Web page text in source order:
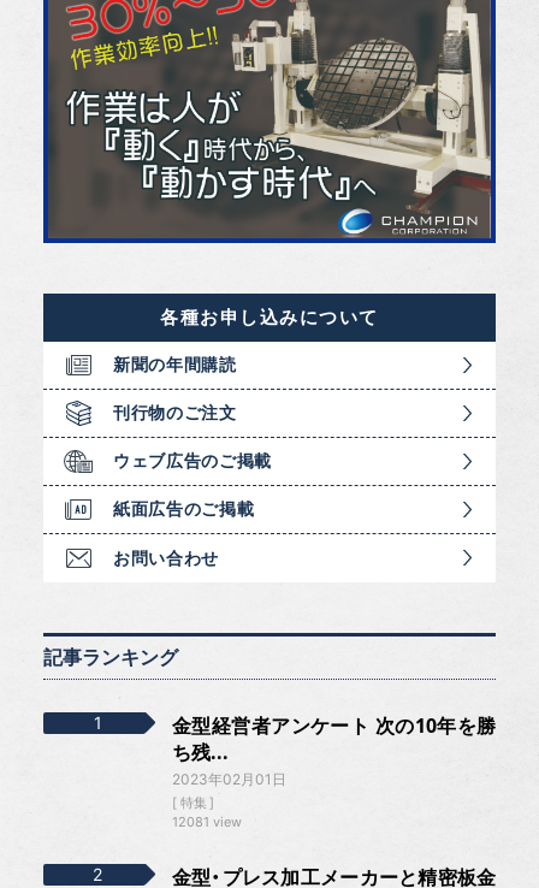
各種お申し込みについて
新聞の年間購読
刊行物のご注文
ウェブ広告のご掲載
紙面広告のご掲載
お問い合わせ
記事ランキング
金型経営者アンケート 次の10年を勝
ち残...
2023年02月01日
特集
12081 view
金型・プレス加工メーカーと精密板金